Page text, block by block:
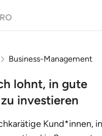
Business-Management
lohnt, in gute
investieren
Kund*innen,